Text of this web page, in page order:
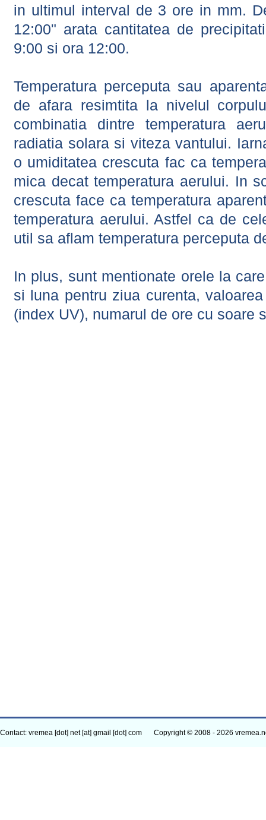
in ultimul interval de 3 ore in mm.
12:00" arata cantitatea de
9:00 si ora 12:00.
Temperatura perceputa sau
de afara resimtita la nivelul
combinatia dintre temperatura
radiatia solara si viteza vantului.
o umiditatea crescuta fac ca
mica decat temperatura aerului. In
crescuta face ca temperatura
temperatura aerului. Astfel ca de
util sa aflam temperatura perceputa
In plus, sunt mentionate orele la
si luna pentru ziua curenta,
(index UV), numarul de ore cu soare
Contact: vremea [dot] net [at] gmail [dot] com Copyright © 2008 - 2026